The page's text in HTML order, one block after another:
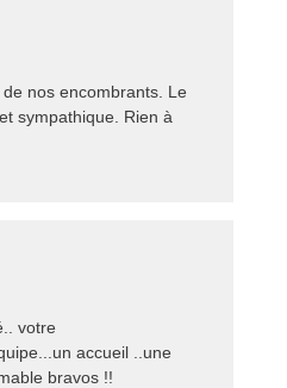
nos encombrants. Le
sympathique. Rien à
votre
accueil ..une
bravos !!